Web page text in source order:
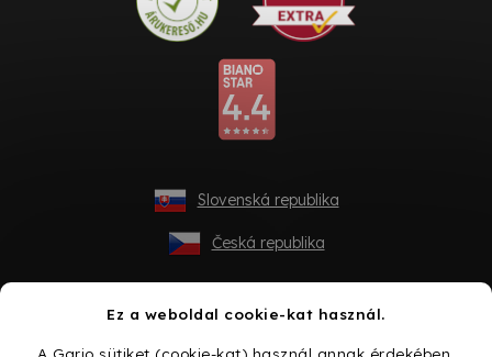
Ez a weboldal cookie-kat használ.
A Gario sütiket (cookie-kat) használ annak érdekében,
Slovenská republika
Česká republika